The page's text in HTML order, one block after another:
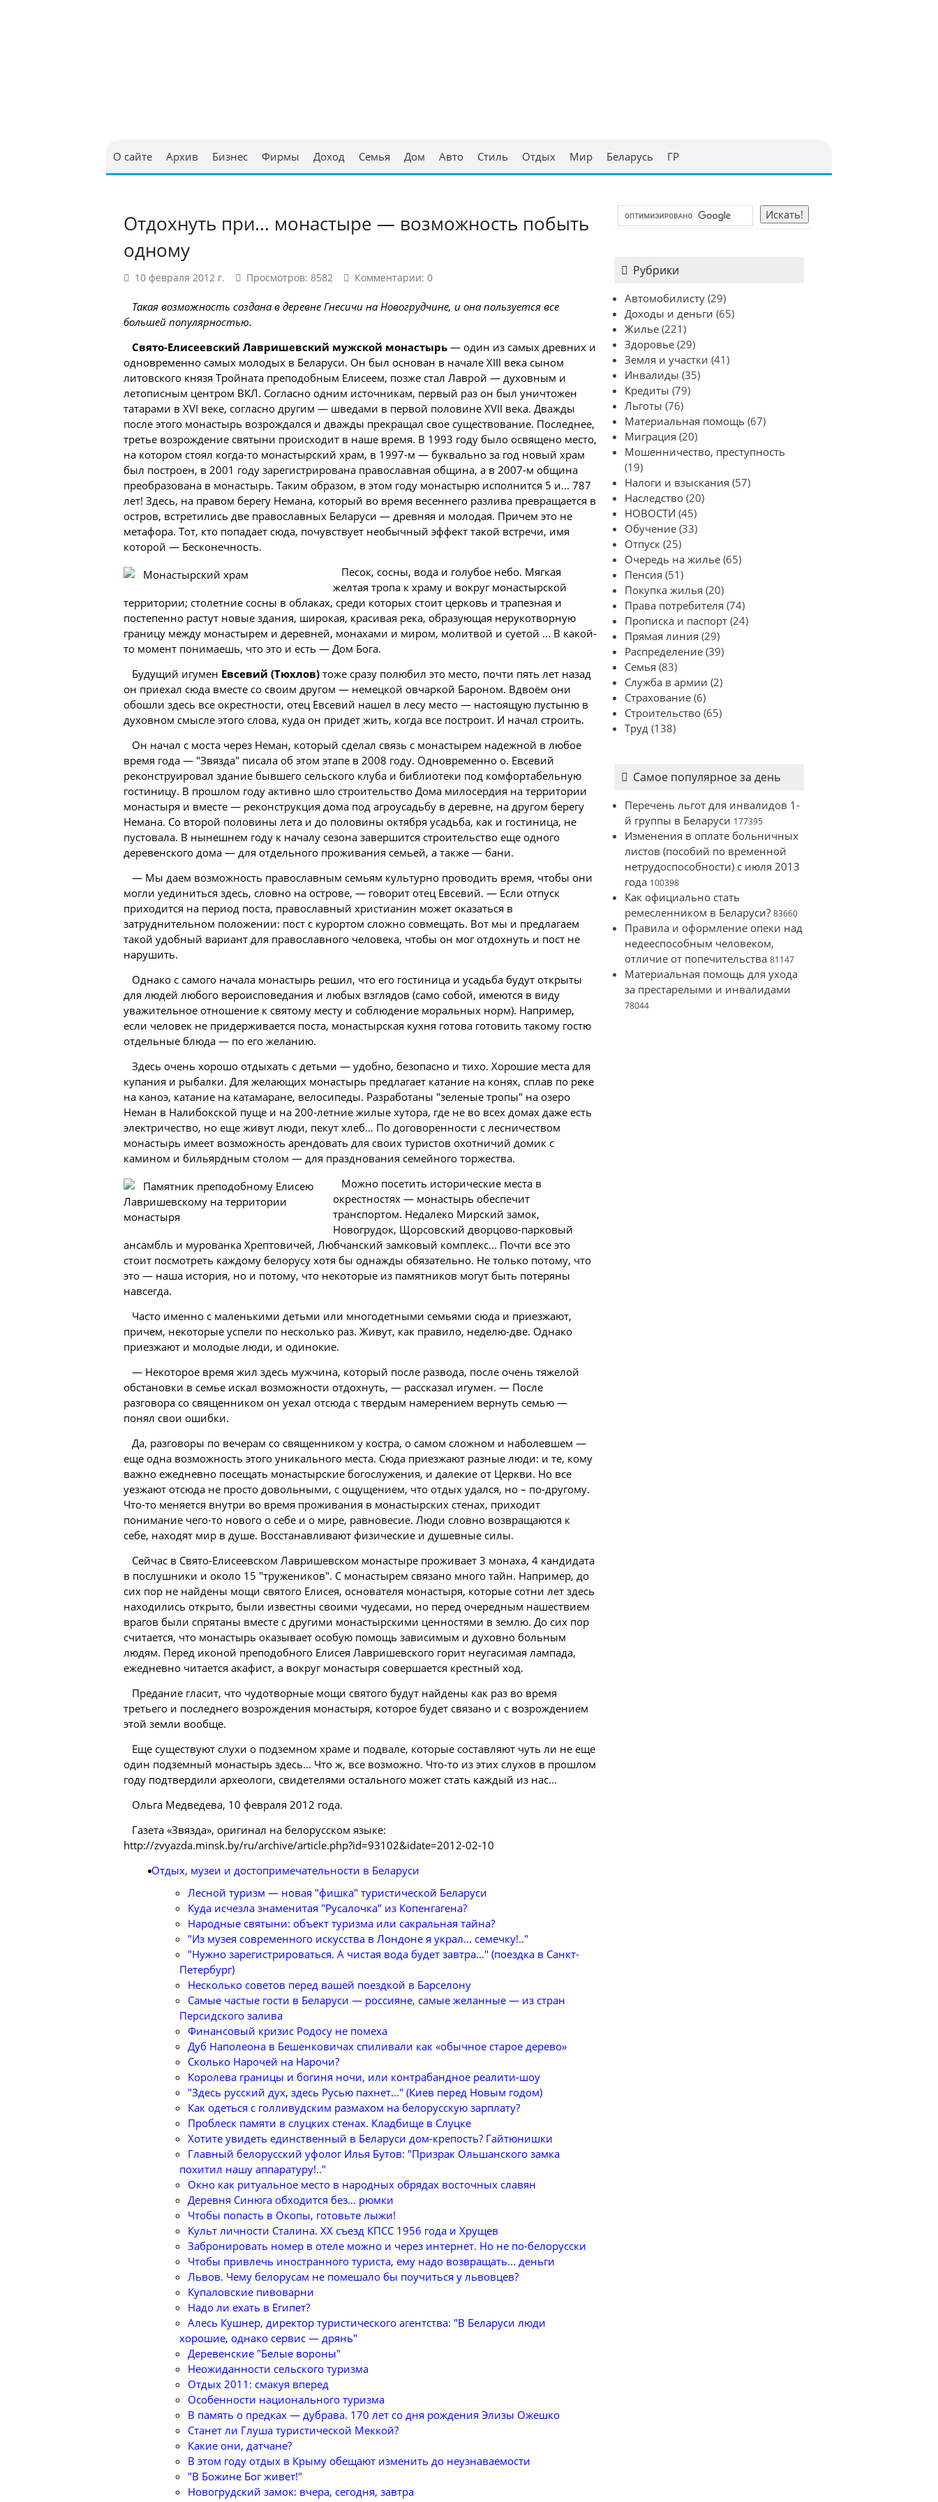
О сайте Архив Бизнес Фирмы Доход Семья Дом Авто Стиль Отдых Мир Беларусь ГР
Отдохнуть при... монастыре — возможность побыть
одному
10 февраля 2012 г. Просмотров: 8582 Комментарии: 0
Такая возможность создана в деревне Гнесичи на Новогрудчине, и она пользуется все
большей популярностью.
Свято-Елисеевский Лавришевский мужской монастырь — один из самых древних и
одновременно самых молодых в Беларуси. Он был основан в начале XIII века сыном
литовского князя Тройната преподобным Елисеем, позже стал Лаврой — духовным и
летописным центром ВКЛ. Согласно одним источникам, первый раз он был уничтожен
татарами в XVI веке, согласно другим — шведами в первой половине XVII века. Дважды
после этого монастырь возрождался и дважды прекращал свое существование. Последнее,
третье возрождение святыни происходит в наше время. В 1993 году было освящено место,
на котором стоял когда-то монастырский храм, в 1997-м — буквально за год новый храм
был построен, в 2001 году зарегистрирована православная община, а в 2007-м община
преобразована в монастырь. Таким образом, в этом году монастырю исполнится 5 и... 787
лет! Здесь, на правом берегу Немана, который во время весеннего разлива превращается в
остров, встретились две православных Беларуси — древняя и молодая. Причем это не
метафора. Тот, кто попадает сюда, почувствует необычный эффект такой встречи, имя
которой — Бесконечность.
Песок, сосны, вода и голубое небо. Мягкая
желтая тропа к храму и вокруг монастырской
территории; столетние сосны в облаках, среди которых стоит церковь и трапезная и
постепенно растут новые здания, широкая, красивая река, образующая нерукотворную
границу между монастырем и деревней, монахами и миром, молитвой и суетой ... В какой-
то момент понимаешь, что это и есть — Дом Бога.
Будущий игумен Евсевий (Тюхлов) тоже сразу полюбил это место, почти пять лет назад
он приехал сюда вместе со своим другом — немецкой овчаркой Бароном. Вдвоём они
обошли здесь все окрестности, отец Евсевий нашел в лесу место — настоящую пустыню в
духовном смысле этого слова, куда он придет жить, когда все построит. И начал строить.
Он начал с моста через Неман, который сделал связь с монастырем надежной в любое
время года — "Звязда" писала об этом этапе в 2008 году. Одновременно о. Евсевий
реконструировал здание бывшего сельского клуба и библиотеки под комфортабельную
гостиницу. В прошлом году активно шло строительство Дома милосердия на территории
монастыря и вместе — реконструкция дома под агроусадьбу в деревне, на другом берегу
Немана. Со второй половины лета и до половины октября усадьба, как и гостиница, не
пустовала. В нынешнем году к началу сезона завершится строительство еще одного
деревенского дома — для отдельного проживания семьей, а также — бани.
— Мы даем возможность православным семьям культурно проводить время, чтобы они
могли уединиться здесь, словно на острове, — говорит отец Евсевий. — Если отпуск
приходится на период поста, православный христианин может оказаться в
затруднительном положении: пост с курортом сложно совмещать. Вот мы и предлагаем
такой удобный вариант для православного человека, чтобы он мог отдохнуть и пост не
нарушить.
Однако с самого начала монастырь решил, что его гостиница и усадьба будут открыты
для людей любого вероисповедания и любых взглядов (само собой, имеются в виду
уважительное отношение к святому месту и соблюдение моральных норм). Например,
если человек не придерживается поста, монастырская кухня готова готовить такому гостю
отдельные блюда — по его желанию.
Здесь очень хорошо отдыхать с детьми — удобно, безопасно и тихо. Хорошие места для
купания и рыбалки. Для желающих монастырь предлагает катание на конях, сплав по реке
на каноэ, катание на катамаране, велосипеды. Разработаны "зеленые тропы" на озеро
Неман в Налибокской пуще и на 200-летние жилые хутора, где не во всех домах даже есть
электричество, но еще живут люди, пекут хлеб... По договоренности с лесничеством
монастырь имеет возможность арендовать для своих туристов охотничий домик с
камином и бильярдным столом — для празднования семейного торжества.
Можно посетить исторические места в
окрестностях — монастырь обеспечит
транспортом. Недалеко Мирский замок,
Новогрудок, Щорсовский дворцово-парковый
ансамбль и мурованка Хрептовичей, Любчанский замковый комплекс... Почти все это
стоит посмотреть каждому белорусу хотя бы однажды обязательно. Не только потому, что
это — наша история, но и потому, что некоторые из памятников могут быть потеряны
навсегда.
Часто именно с маленькими детьми или многодетными семьями сюда и приезжают,
причем, некоторые успели по несколько раз. Живут, как правило, неделю-две. Однако
приезжают и молодые люди, и одинокие.
— Некоторое время жил здесь мужчина, который после развода, после очень тяжелой
обстановки в семье искал возможности отдохнуть, — рассказал игумен. — После
разговора со священником он уехал отсюда с твердым намерением вернуть семью —
понял свои ошибки.
Да, разговоры по вечерам со священником у костра, о самом сложном и наболевшем —
еще одна возможность этого уникального места. Сюда приезжают разные люди: и те, кому
важно ежедневно посещать монастырские богослужения, и далекие от Церкви. Но все
уезжают отсюда не просто довольными, с ощущением, что отдых удался, но – по-другому.
Что-то меняется внутри во время проживания в монастырских стенах, приходит
понимание чего-то нового о себе и о мире, равновесие. Люди словно возвращаются к
себе, находят мир в душе. Восстанавливают физические и душевные силы.
Сейчас в Свято-Елисеевском Лавришевском монастыре проживает 3 монаха, 4 кандидата
в послушники и около 15 "тружеников". С монастырем связано много тайн. Например, до
сих пор не найдены мощи святого Елисея, основателя монастыря, которые сотни лет здесь
находились открыто, были известны своими чудесами, но перед очередным нашествием
врагов были спрятаны вместе с другими монастырскими ценностями в землю. До сих пор
считается, что монастырь оказывает особую помощь зависимым и духовно больным
людям. Перед иконой преподобного Елисея Лавришевского горит неугасимая лампада,
ежедневно читается акафист, а вокруг монастыря совершается крестный ход.
Предание гласит, что чудотворные мощи святого будут найдены как раз во время
третьего и последнего возрождения монастыря, которое будет связано и с возрождением
этой земли вообще.
Еще существуют слухи о подземном храме и подвале, которые составляют чуть ли не еще
один подземный монастырь здесь... Что ж, все возможно. Что-то из этих слухов в прошлом
году подтвердили археологи, свидетелями остального может стать каждый из нас...
Ольга Медведева, 10 февраля 2012 года.
Газета «Звязда», оригинал на белорусском языке:
http://zvyazda.minsk.by/ru/archive/article.php?id=93102&idate=2012-02-10
Отдых, музеи и достопримечательности в Беларуси
Лесной туризм — новая "фишка" туристической Беларуси
Куда исчезла знаменитая "Русалочка" из Копенгагена?
Народные святыни: объект туризма или сакральная тайна?
"Из музея современного искусства в Лондоне я украл... семечку!.."
"Нужно зарегистрироваться. А чистая вода будет завтра..." (поездка в Санкт-
Петербург)
Несколько советов перед вашей поездкой в Барселону
Самые частые гости в Беларуси — россияне, самые желанные — из стран
Персидского залива
Финансовый кризис Родосу не помеха
Дуб Наполеона в Бешенковичах спиливали как «обычное старое дерево»
Сколько Нарочей на Нарочи?
Королева границы и богиня ночи, или контрабандное реалити-шоу
"Здесь русский дух, здесь Русью пахнет..." (Киев перед Новым годом)
Как одеться с голливудским размахом на белорусскую зарплату?
Проблеск памяти в слуцких стенах. Кладбище в Слуцке
Хотите увидеть единственный в Беларуси дом-крепость? Гайтюнишки
Главный белорусский уфолог Илья Бутов: "Призрак Ольшанского замка
похитил нашу аппаратуру!.."
Окно как ритуальное место в народных обрядах восточных славян
Деревня Синюга обходится без... рюмки
Чтобы попасть в Окопы, готовьте лыжи!
Культ личности Сталина. ХХ съезд КПСС 1956 года и Хрущев
Забронировать номер в отеле можно и через интернет. Но не по-белорусски
Чтобы привлечь иностранного туриста, ему надо возвращать... деньги
Львов. Чему белорусам не помешало бы поучиться у львовцев?
Купаловские пивоварни
Надо ли ехать в Египет?
Алесь Кушнер, директор туристического агентства: "В Беларуси люди
хорошие, однако сервис — дрянь"
Деревенские "Белые вороны"
Неожиданности сельского туризма
Отдых 2011: смакуя вперед
Особенности национального туризма
В память о предках — дубрава. 170 лет со дня рождения Элизы Ожешко
Станет ли Глуша туристической Меккой?
Какие они, датчане?
В этом году отдых в Крыму обещают изменить до неузнаваемости
"В Божине Бог живет!"
Новогрудский замок: вчера, сегодня, завтра
Рубрики
Автомобилисту (29)
Доходы и деньги (65)
Жилье (221)
Здоровье (29)
Земля и участки (41)
Инвалиды (35)
Кредиты (79)
Льготы (76)
Материальная помощь (67)
Миграция (20)
Мошенничество, преступность
(19)
Налоги и взыскания (57)
Наследство (20)
НОВОСТИ (45)
Обучение (33)
Отпуск (25)
Очередь на жилье (65)
Пенсия (51)
Покупка жилья (20)
Права потребителя (74)
Прописка и паспорт (24)
Прямая линия (29)
Распределение (39)
Семья (83)
Служба в армии (2)
Страхование (6)
Строительство (65)
Труд (138)
Самое популярное за день
Перечень льгот для инвалидов 1-
й группы в Беларуси 177395
Изменения в оплате больничных
листов (пособий по временной
нетрудоспособности) с июля 2013
года 100398
Как официально стать
ремесленником в Беларуси? 83660
Правила и оформление опеки над
недееспособным человеком,
отличие от попечительства 81147
Материальная помощь для ухода
за престарелыми и инвалидами
78044